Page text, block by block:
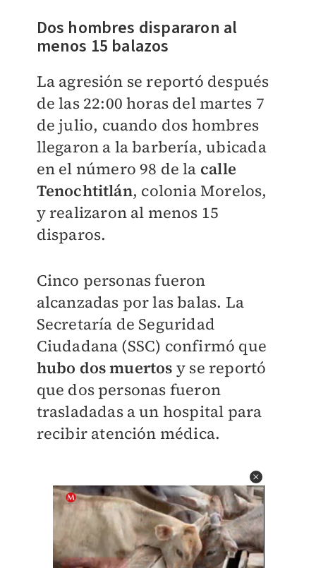
Dos hombres dispararon al
menos 15 balazos
La agresión se reportó después
de las 22:00 horas del martes 7
de julio, cuando dos hombres
llegaron a la barbería, ubicada
en el número 98 de la calle
Tenochtitlán, colonia Morelos,
y realizaron al menos 15
disparos.
Cinco personas fueron
alcanzadas por las balas. La
Secretaría de Seguridad
Ciudadana (SSC) confirmó que
hubo dos muertos y se reportó
que dos personas fueron
trasladadas a un hospital para
recibir atención médica.